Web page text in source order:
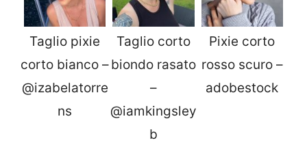
Taglio pixie
corto bianco –
@izabelatorre
ns
Taglio corto
biondo rasato
–
@iamkingsley
b
Pixie corto
rosso scuro –
adobestock